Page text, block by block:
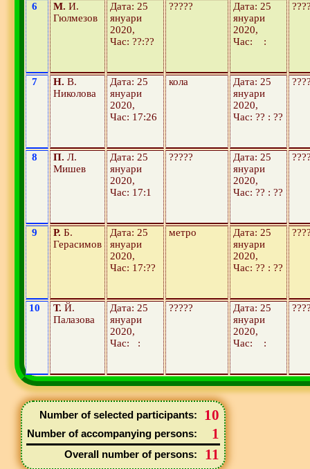
6 М. И.
Гюлмезов
Дата: 25
януари
2020,
Час: ??:??
?????
Дата: 25
януари
2020,
Час: :
7 Н. В.
Николова
Дата: 25
януари
2020,
Час: 17:26
кола
Дата: 25
януари
2020,
Час: ?? : ??
8 П. Л.
Мишев
Дата: 25
януари
2020,
Час: 17:1
?????
Дата: 25
януари
2020,
Час: ?? : ??
9 Р. Б.
Герасимов
Дата: 25
януари
2020,
Час: 17:??
метро
Дата: 25
януари
2020,
Час: ?? : ??
10 Т. Й.
Палазова
Дата: 25
януари
2020,
Час: :
?????
Дата: 25
януари
2020,
Час: :
Number of selected participants: 10
Number of accompanying persons: 1
Overall number of persons: 11